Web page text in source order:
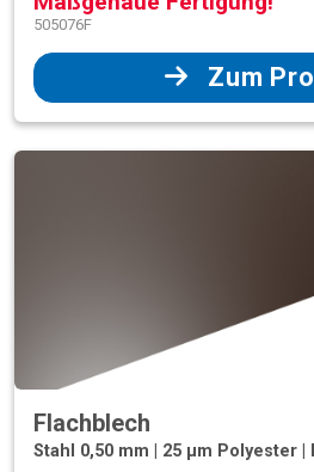
505076F
Zum
Flachblech
Stahl 0,50 mm | 25 µm Polyester |